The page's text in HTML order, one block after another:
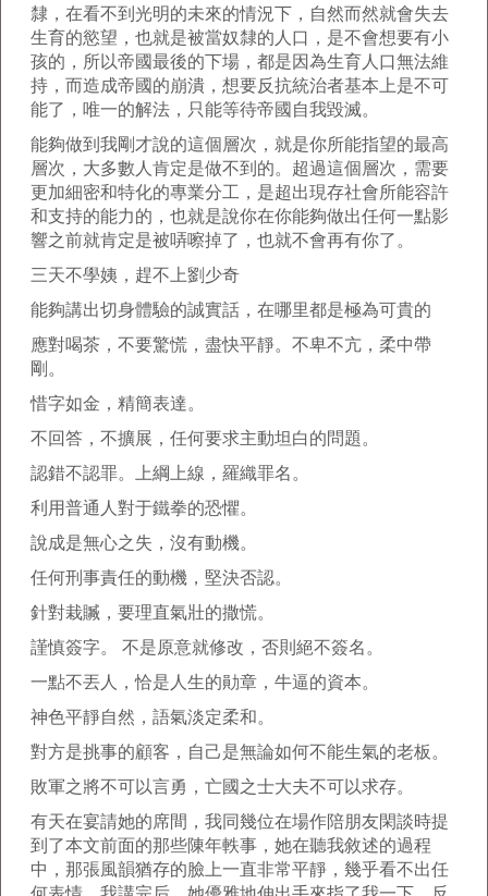
隸，在看不到光明的未來的情況下，自然而然就會失去
生育的慾望，也就是被當奴隸的人口，是不會想要有小
孩的，所以帝國最後的下場，都是因為生育人口無法維
持，而造成帝國的崩潰，想要反抗統治者基本上是不可
能了，唯一的解法，只能等待帝國自我毀滅。
能夠做到我剛才說的這個層次，就是你所能指望的最高
層次，大多數人肯定是做不到的。超過這個層次，需要
更加細密和特化的專業分工，是超出現存社會所能容許
和支持的能力的，也就是說你在你能夠做出任何一點影
響之前就肯定是被哢嚓掉了，也就不會再有你了。
三天不學姨，趕不上劉少奇
能夠講出切身體驗的誠實話，在哪里都是極為可貴的
應對喝茶，不要驚慌，盡快平靜。不卑不亢，柔中帶
剛。
惜字如金，精簡表達。
不回答，不擴展，任何要求主動坦白的問題。
認錯不認罪。上綱上線，羅織罪名。
利用普通人對于鐵拳的恐懼。
說成是無心之失，沒有動機。
任何刑事責任的動機，堅決否認。
針對栽贓，要理直氣壯的撒慌。
謹慎簽字。 不是原意就修改，否則絕不簽名。
一點不丟人，恰是人生的勛章，牛逼的資本。
神色平靜自然，語氣淡定柔和。
對方是挑事的顧客，自己是無論如何不能生氣的老板。
敗軍之將不可以言勇，亡國之士大夫不可以求存。
有天在宴請她的席間，我同幾位在場作陪朋友閑談時提
到了本文前面的那些陳年軼事，她在聽我敘述的過程
中，那張風韻猶存的臉上一直非常平靜，幾乎看不出任